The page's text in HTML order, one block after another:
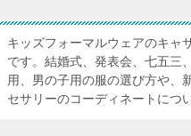
キッズフォーマルウェアのキャ
です。結婚式、発表会、七五三
用、男の子用の服の選び方や、
セサリーのコーディネートにつ